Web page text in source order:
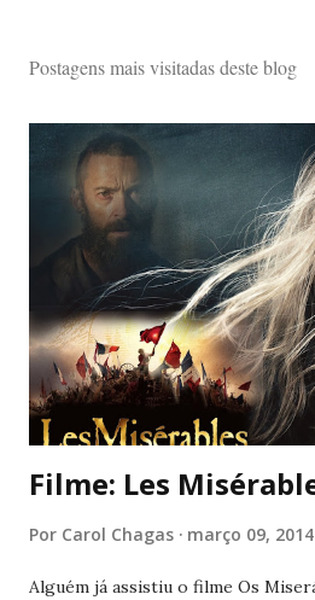
a
u
m
t
á
r
i
o
Postagens mais visitadas deste blog
Filme: Les
Por Carol Chagas março 09, 2014
Alguém já assistiu o filme Os